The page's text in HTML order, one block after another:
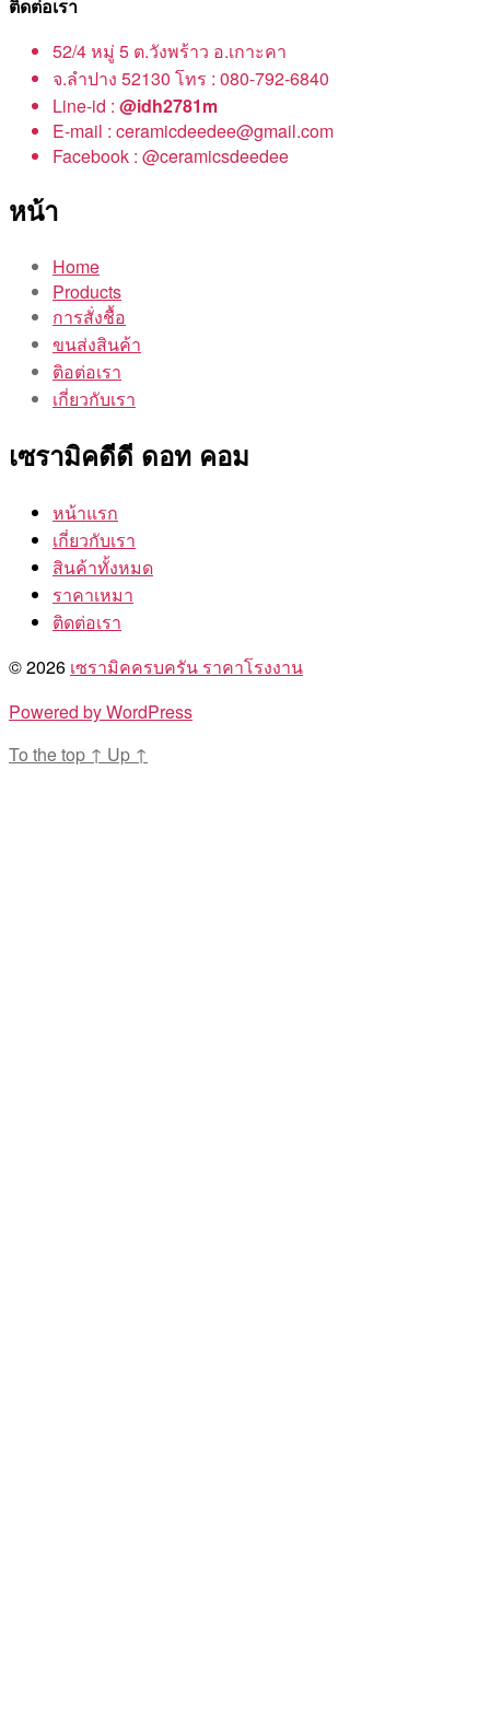
ติดต่อเรา
52/4 หมู่ 5 ต.วังพร้าว อ.เกาะคา
จ.ลำปาง 52130 โทร : 080-792-6840
Line-id : @idh2781m
E-mail : ceramicdeedee@gmail.com
Facebook : @ceramicsdeedee
หน้า
Home
Products
การสั่งชื้อ
ขนส่งสินค้า
ติอต่อเรา
เกี่ยวกับเรา
เซรามิคดีดี ดอท คอม
หน้าแรก
เกี่ยวกับเรา
สินค้าทั้งหมด
ราคาเหมา
ติดต่อเรา
© 2026 เซรามิคครบครัน ราคาโรงงาน
Powered by WordPress
To the top ↑ Up ↑